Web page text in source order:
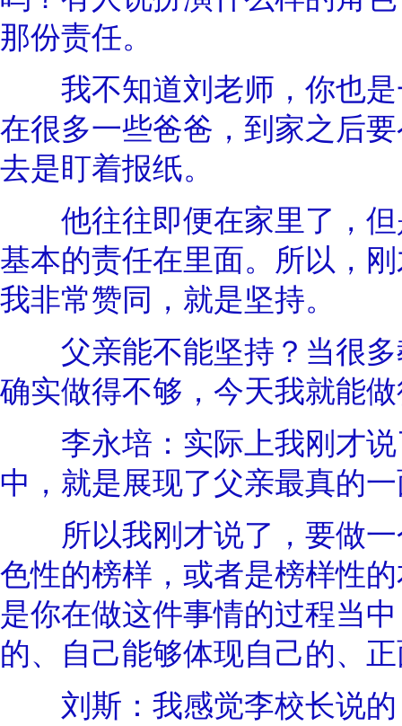
那份责任。
我不知道刘老师，你也是
在很多一些爸爸，到家之后
去是盯着报纸。
他往往即便在家里了，但
基本的责任在里面。所以，
我非常赞同，就是坚持。
父亲能不能坚持？当很多
确实做得不够，今天我就能
李永培：实际上我刚才说
中，就是展现了父亲最真的
所以我刚才说了，要做一
色性的榜样，或者是榜样性
是你在做这件事情的过程当
的、自己能够体现自己的、
刘斯：我感觉李校长说的